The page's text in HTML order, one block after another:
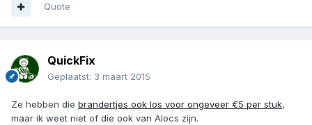
Quote
QuickFix
Geplaatst: 3 maart 2015
Ze hebben die brandertjes ook los voor ongeveer €5 per stuk,
maar ik weet niet of die ook van Alocs zijn.